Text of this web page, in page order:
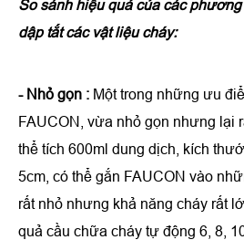
So sánh hiệu quả của các
dập tắt các vật liệu cháy:
- Nhỏ gọn : Một trong những ưu
FAUCON, vừa nhỏ gọn nhưng lại
thể tích 600ml dung dịch, kích
5cm, có thể gắn FAUCON vào
rất nhỏ nhưng khả năng cháy rất
quả cầu chữa cháy tự động 6, 8,